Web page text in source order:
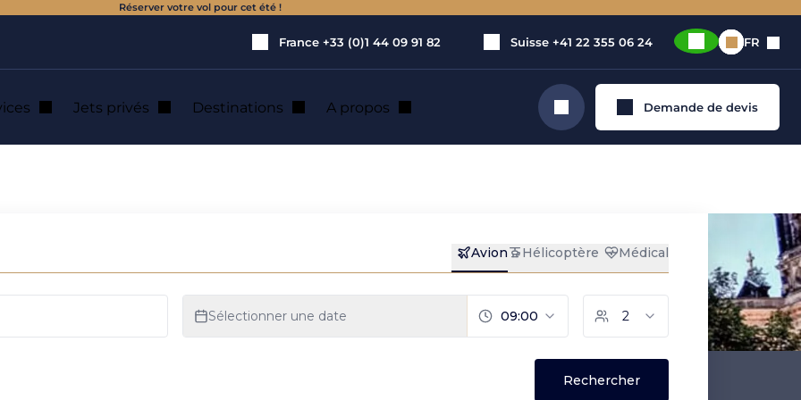
Réserver votre vol pour cet été !
France +33 (0)1 44 09 91 82 Suisse +41 22 355 06 24 FR
Jets privés Destinations A propos Rechercher Demande de devis